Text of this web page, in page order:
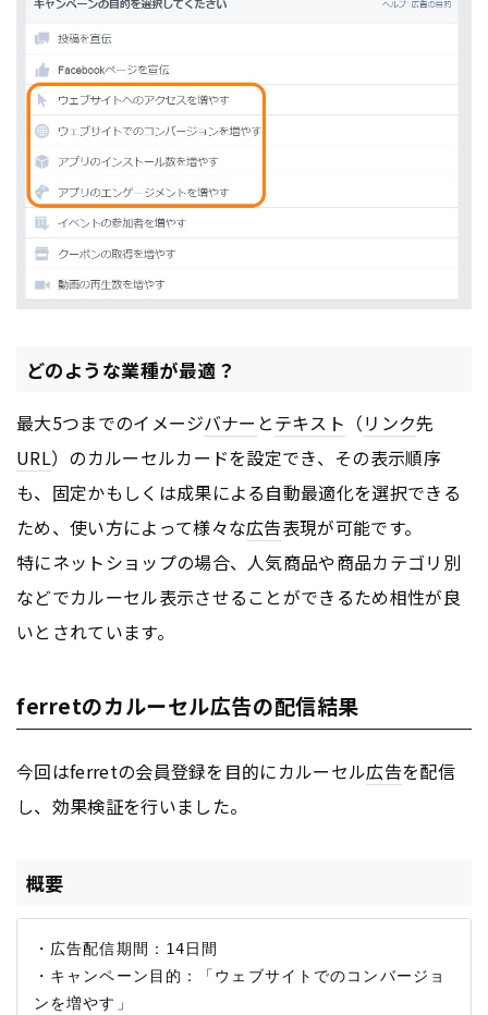
どのような業種が最適？
最大5つまでのイメージバナー とテキスト （リンク先
URL）のカルーセルカードを設定でき、その表示順序
も、固定かもしくは成果による自動最適化を選択できる
ため、使い方によって様々な広告表現が可能です。
特にネットショップの場合、人気商品や商品カテゴリ別
などでカルーセル表示させることができるため相性が良
いとされています。
ferretのカルーセル広告の配信結果
今回はferretの会員登録を目的にカルーセル広告を配信
し、効果検証を行いました。
概要
・広告配信期間：14日間
・キャンペーン目的：「ウェブサイトでのコンバージョ
ンを増やす」